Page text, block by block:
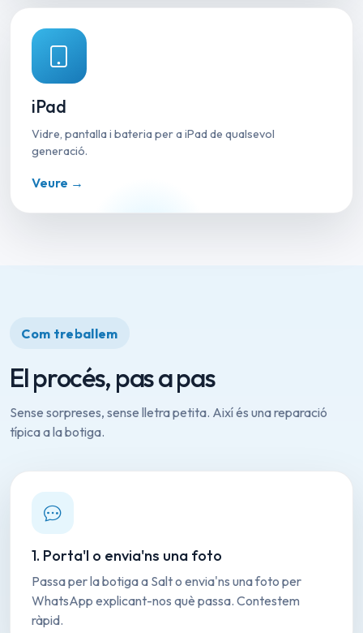
iPad
Vidre, pantalla i bateria per a iPad de qualsevol
generació.
Veure →
Com treballem
El procés, pas a pas
Sense sorpreses, sense lletra petita. Així és una reparació
típica a la botiga.
1. Porta'l o envia'ns una foto
Passa per la botiga a Salt o envia'ns una foto per
WhatsApp explicant-nos què passa. Contestem
ràpid.